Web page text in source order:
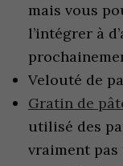
mais vous
l’intégrer à
Velouté de
Gratin de
utilisé des
vraiment